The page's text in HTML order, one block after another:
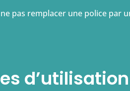
pas remplacer une police par
d’utilisation